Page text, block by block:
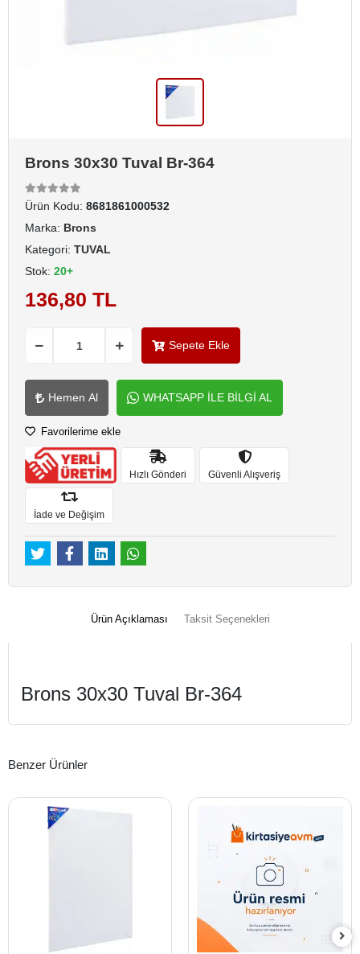
Brons 30x30 Tuval Br-364
Ürün Kodu: 8681861000532
Marka: Brons
Kategori: TUVAL
Stok: 20+
136,80 TL
Sepete Ekle
Hemen Al WHATSAPP İLE BİLGİ AL
Favorilerime ekle
Hızlı Gönderi Güvenli Alışveriş
İade ve Değişim
Ürün Açıklaması Taksit Seçenekleri
Brons 30x30 Tuval Br-364
Benzer Ürünler